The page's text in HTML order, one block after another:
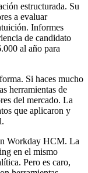
estructurada. Su
a evaluar
Informes
de candidato
al año para
Si haces mucho
herramientas de
del mercado. La
que aplicaron y
Workday HCM. La
en el mismo
Pero es caro,